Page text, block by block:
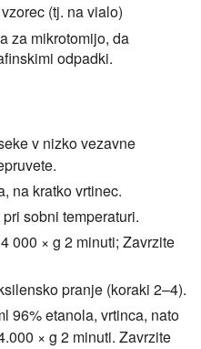
(tj. na vialo)
za mikrotomijo, da
odpadki.
v nizko vezavne
na kratko vrtinec.
sobni temperaturi.
000 × g 2 minuti; Zavrzite
pranje (koraki 2–4).
96% etanola, vrtinca, nato
× g 2 minuti. Zavrzite